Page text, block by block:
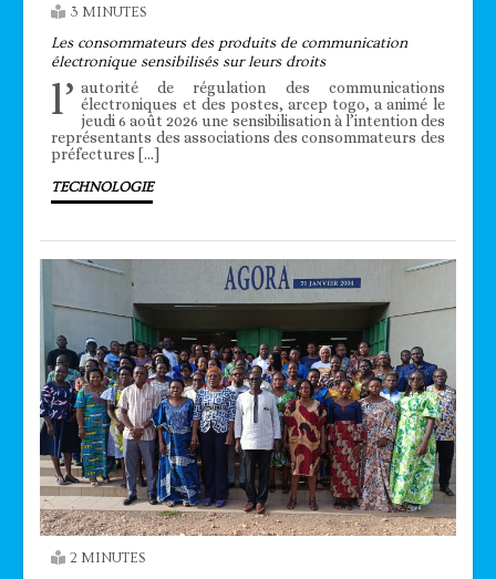
3 MINUTES
Les consommateurs des produits de communication
électronique sensibilisés sur leurs droits
l’ autorité de régulation des communications
électroniques et des postes, arcep togo, a animé le
jeudi 6 août 2026 une sensibilisation à l’intention des
représentants des associations des consommateurs des
préfectures […]
TECHNOLOGIE
2 MINUTES